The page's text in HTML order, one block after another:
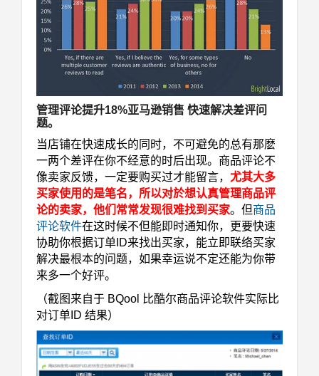
管理评论提升18%亚马逊销售 快速解决差评问
题。
当店铺在快速成长的同时，不可避免的总有那麽
一两个差评在你不经意的时后出现。商品评论不
像卖家反馈，一定要购买过才能留言， 尤其大多
买家使用的是笔名，所以对於想认真管理商品评
论的卖家，他们常常发现很难找到买家。但商品
评论软件在这时候不但能即时通知你，更要快速
协助你根据订单ID来找出买家，能立即联络买家
解决最根本的问题，如果幸运说不定还能为你带
来多一个好评。
（截图来自于 BQool 比酷尔商品评论软件实际比
对订单ID 结果）